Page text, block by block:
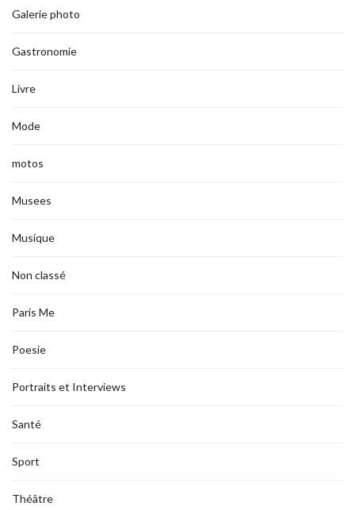
Galerie photo
Gastronomie
Livre
Mode
motos
Musees
Musique
Non classé
Paris Me
Poesie
Portraits et Interviews
Santé
Sport
Théâtre